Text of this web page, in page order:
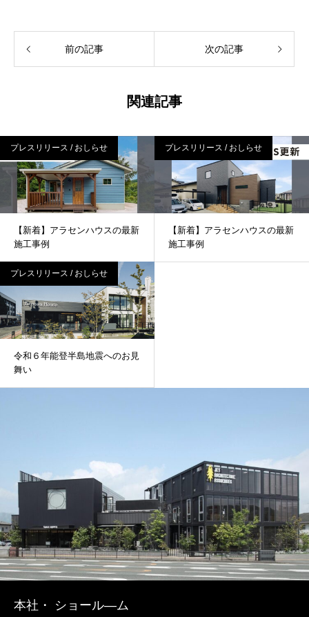
前の記事 次の記事
関連記事
プレスリリース / おしらせ
【新着】アラセンハウスの最新
施工事例
プレスリリース / おしらせ
【新着】アラセンハウスの最新
施工事例
プレスリリース / おしらせ
令和６年能登半島地震へのお見
舞い
本社・ ショール―ム